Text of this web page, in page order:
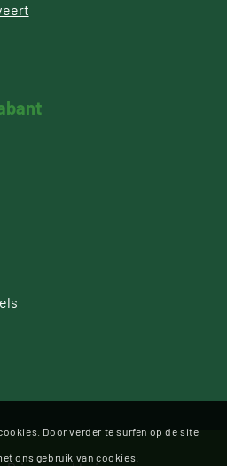
Door verder te surfen op de site
ons gebruik van cookies.